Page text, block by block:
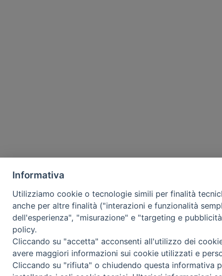
Informativa
Utilizziamo cookie o tecnologie simili per finalità
anche per altre finalità ("interazioni e funzionalità
dell'esperienza", "misurazione" e "targeting e
policy.
Cliccando su "accetta" acconsenti all'utilizzo dei
avere maggiori informazioni sui cookie utilizzati e
Cliccando su "rifiuta" o chiudendo questa informativa